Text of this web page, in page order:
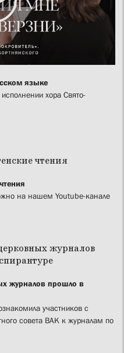
языке
хора Свято-
на нашем Youtube-канале
журналов прошло в
участников с
совета ВАК к журналам по